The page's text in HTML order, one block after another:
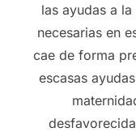
las ayudas a
necesarias en
cae de forma
escasas